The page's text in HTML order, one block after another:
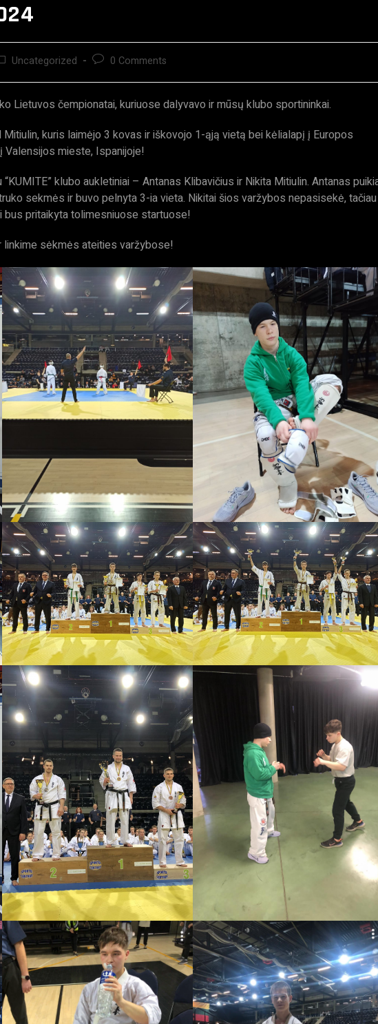
Uncategorized 0 Comments
Lietuvos čempionatai, kuriuose dalyvavo ir mūsų klubo sportininkai.
kuris laimėjo 3 kovas ir iškovojo 1-ąją vietą bei kėlialapį į Europos
mieste, Ispanijoje!
klubo aukletiniai – Antanas Klibavičius ir Nikita Mitiulin. Antanas
sekmės ir buvo pelnyta 3-ia vieta. Nikitai šios varžybos nepasisekė, tačiau
bus pritaikyta tolimesniuose startuose!
sėkmės ateities varžybose!